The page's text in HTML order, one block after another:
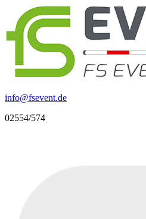
info@fsevent.de
02554/574